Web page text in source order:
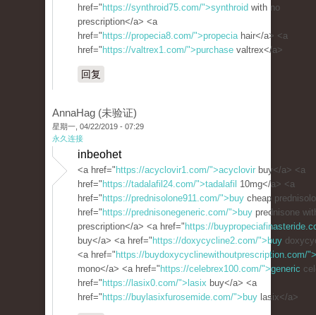
href=" https://synthroid75.com/">synthroid with no
prescription</a> <a
href=" https://propecia8.com/">propeciahair</a> <a
href=" https://valtrex1.com/">purchase valtrex</a>
回复
AnnaHag (未验证)
星期一, 04/22/2019 - 07:29
永久连接
inbeohet
<a href=" https://acyclovir1.com/">acyclovir buy</a> <a
href=" https://tadalafil24.com/">tadalafil 10mg</a> <a
href=" https://prednisolone911.com/">buy cheap
href=" https://prednisonegeneric.com/">buy prednisone
prescription</a> <a href=" https://
buy</a> <a href=" https://doxycycline2.com/">buy
<a href=" https://buydoxycyclinewithoutprescription.com/
mono</a> <a href=" https://celebrex100.com/">generic
href=" https://lasix0.com/">lasix buy</a> <a
href=" https://buylasixfurosemide.com/">buy lasix</a>